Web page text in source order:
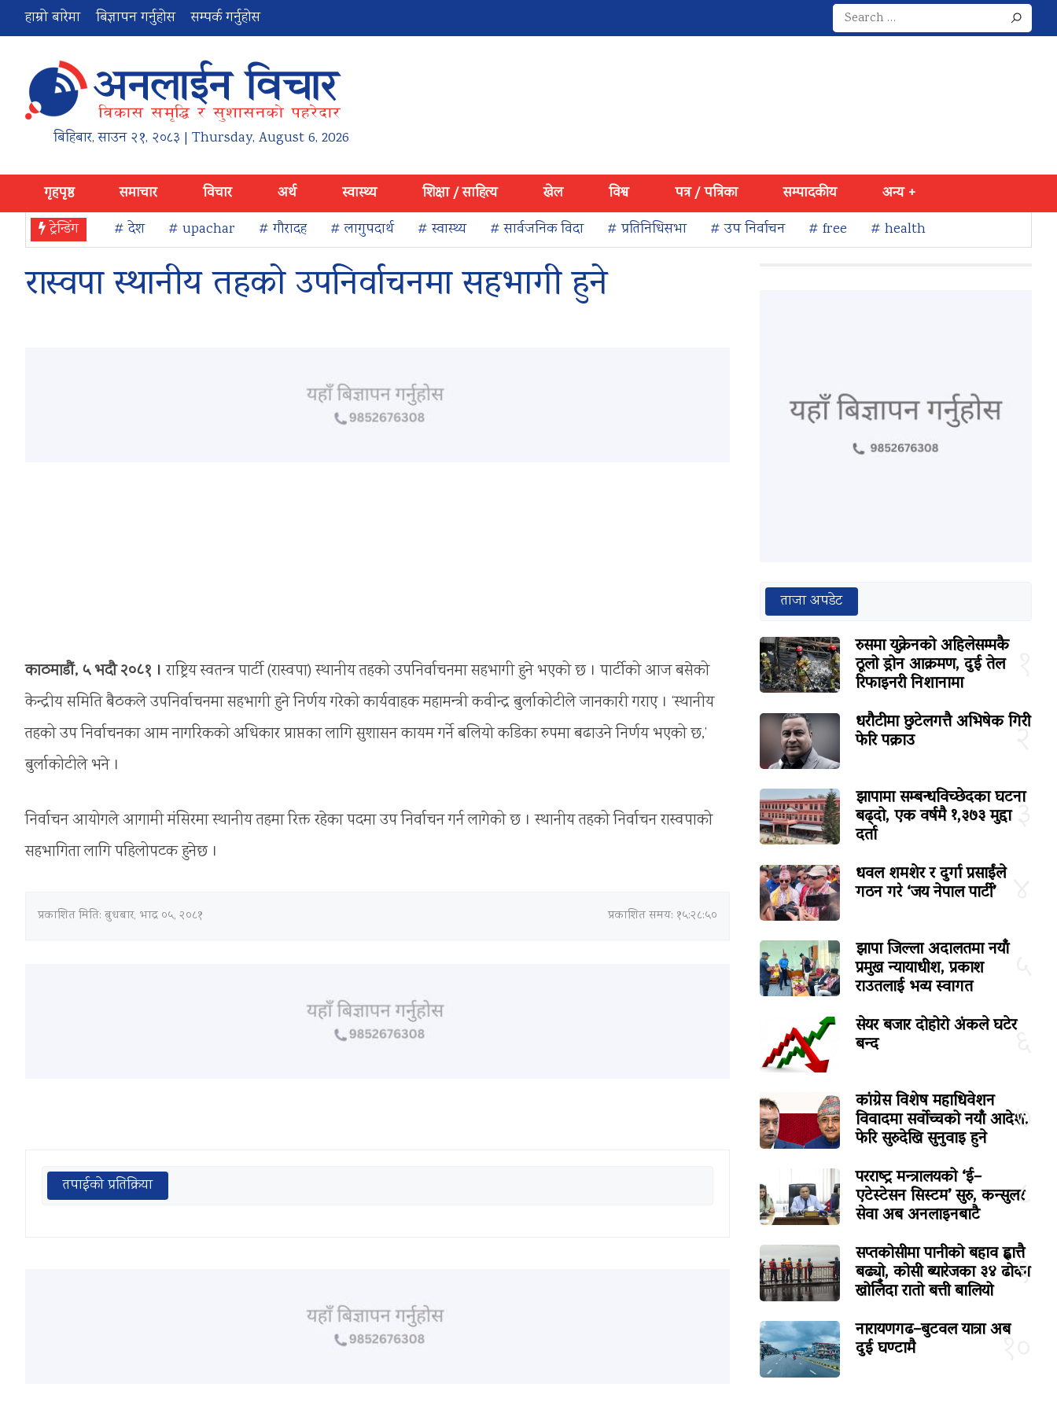
हाम्रो बारेमा बिज्ञापन गर्नुहोस सम्पर्क गर्नुहोस
Search
for:
बिहिबार,साउन २१, २०८३ | Thursday, August 6, 2026
गृहपृष्ठ समाचार विचार अर्थ स्वास्थ्य शिक्षा / साहित्य खेल विश्व पत्र / पत्रिका सम्पादकीय
अन्य +
ट्रेन्डिंग
# देश # upachar # गौरादह # लागुपदार्थ # स्वास्थ्य # सार्वजनिक विदा # प्रतिनिधिसभा # उप निर्वाचन # free # health
रास्वपा स्थानीय तहको उपनिर्वाचनमा सहभागी हुने
काठमाडौं, ५ भदौ २०८१ । राष्ट्रिय स्वतन्त्र पार्टी (रास्वपा) स्थानीय तहको उपनिर्वाचनमा सहभागी हुने भएको छ । पार्टीको आज बसेको
केन्द्रीय समिति बैठकले उपनिर्वाचनमा सहभागी हुने निर्णय गरेको कार्यवाहक महामन्त्री कवीन्द्र बुर्लाकोटीले जानकारी गराए । ‘स्थानीय
तहको उप निर्वाचनका आम नागरिकको अधिकार प्राप्तका लागि सुशासन कायम गर्ने बलियो कडिका रुपमा बढाउने निर्णय भएको छ,’
बुर्लाकोटीले भने ।
निर्वाचन आयोगले आगामी मंसिरमा स्थानीय तहमा रिक्त रहेका पदमा उप निर्वाचन गर्न लागेको छ । स्थानीय तहको निर्वाचन रास्वपाको
सहभागिता लागि पहिलोपटक हुनेछ ।
प्रकाशित मिति: बुधबार, भाद्र ०५, २०८१ प्रकाशित समय: १५:२८:५०
तपाईको प्रतिक्रिया
ताजा अपडेट
रुसमा युक्रेनको अहिलेसम्मकै
ठूलो ड्रोन आक्रमण, दुई तेल
रिफाइनरी निशानामा
२
धरौटीमा छुटेलगत्तै अभिषेक गिरी
फेरि पक्राउ
३
झापामा सम्बन्धविच्छेदका घटना
बढ्दो, एक वर्षमै १,३७३ मुद्दा
दर्ता
धवल शमशेर र दुर्गा प्रसाईंले
गठन गरे ‘जय नेपाल पार्टी’
झापा जिल्ला अदालतमा नयाँ
प्रमुख न्यायाधीश, प्रकाश
राउतलाई भव्य स्वागत
६
सेयर बजार दोहोरो अंकले घटेर
बन्द
७
कांग्रेस विशेष महाधिवेशन
विवादमा सर्वोच्चको नयाँ आदेश,
फेरि सुरुदेखि सुनुवाइ हुने
८
परराष्ट्र मन्त्रालयको ‘ई–
एटेस्टेसन सिस्टम’ सुरु, कन्सुलर
सेवा अब अनलाइनबाटै
९
सप्तकोसीमा पानीको बहाव ह्वात्तै
बढ्यो, कोसी ब्यारेजका ३४ ढोका
खोलिँदा रातो बत्ती बालियो
१०
नारायणगढ–बुटवल यात्रा अब
दुई घण्टामै